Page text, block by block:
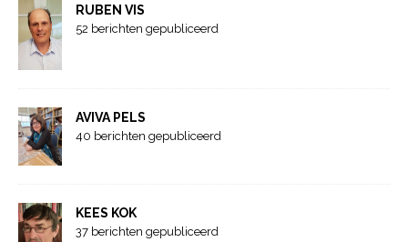
RUBEN VIS
52 berichten gepubliceerd
AVIVA PELS
40 berichten gepubliceerd
KEES KOK
37 berichten gepubliceerd